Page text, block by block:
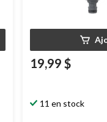
19,99 $
11 en stock